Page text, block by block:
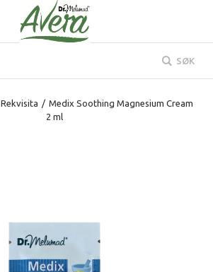
SØK
Rekvisita / Medix Soothing Magnesium Cream
2 ml